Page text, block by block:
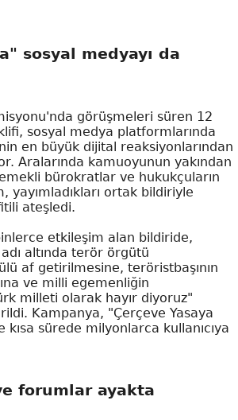
sosyal medyayı da
görüşmeleri süren 12
sosyal medya platformlarında
en büyük dijital reaksiyonlarından
Aralarında kamuoyunun yakından
emekli bürokratlar ve hukukçuların
yayımladıkları ortak bildiriyle
ateşledi.
etkileşim alan bildiride,
altında terör örgütü
af getirilmesine, teröristbaşının
ve milli egemenliğin
milleti olarak hayır diyoruz"
Kampanya, "Çerçeve Yasaya
kısa sürede milyonlarca kullanıcıya
forumlar ayakta